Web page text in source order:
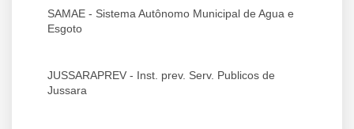
SAMAE - Sistema Autônomo Municipal de Agua e
Esgoto
JUSSARAPREV - Inst. prev. Serv. Publicos de
Jussara